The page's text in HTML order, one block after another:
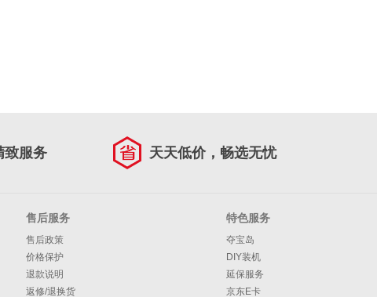
致服务 天天低价，畅选无忧
售后服务
售后政策
价格保护
退款说明
返修/退换货
特色服务
夺宝岛
DIY装机
延保服务
京东E卡